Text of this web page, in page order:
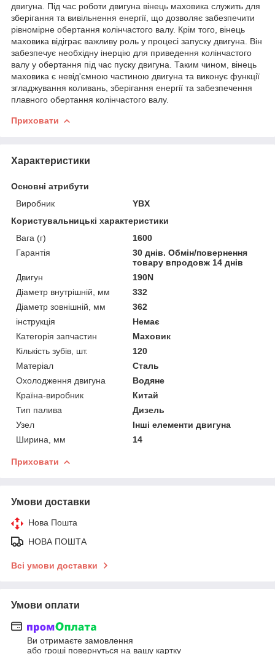
двигуна. Під час роботи двигуна вінець маховика служить для
зберігання та вивільнення енергії, що дозволяє забезпечити
рівномірне обертання колінчастого валу. Крім того, вінець
маховика відіграє важливу роль у процесі запуску двигуна. Він
забезпечує необхідну інерцію для приведення колінчастого
валу у обертання під час пуску двигуна. Таким чином, вінець
маховика є невід'ємною частиною двигуна та виконує функції
згладжування коливань, зберігання енергії та забезпечення
плавного обертання колінчастого валу.
Приховати
Характеристики
Основні атрибути
Виробник
YBX
Користувальницькі характеристики
Вага (г)
1600
Гарантія
30 днів. Обмін/повернення
товару впродовж 14 днів
Двигун
190N
Діаметр внутрішній, мм
332
Діаметр зовнішній, мм
362
інструкція
Немає
Категорія запчастин
Маховик
Кількість зубів, шт.
120
Матеріал
Сталь
Охолодження двигуна
Водяне
Країна-виробник
Китай
Тип палива
Дизель
Узел
Інші елементи двигуна
Ширина, мм
14
Приховати
Умови доставки
Нова Пошта
НОВА ПОШТА
Всі умови доставки
Умови оплати
Ви отримаєте замовлення
або гроші повернуться на вашу картку